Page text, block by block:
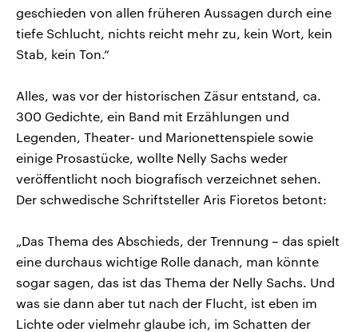
geschieden von allen früheren Aussagen durch eine
tiefe Schlucht, nichts reicht mehr zu, kein Wort, kein
Stab, kein Ton.“
Alles, was vor der historischen Zäsur entstand, ca.
300 Gedichte, ein Band mit Erzählungen und
Legenden, Theater- und Marionettenspiele sowie
einige Prosastücke, wollte Nelly Sachs weder
veröffentlicht noch biografisch verzeichnet sehen.
Der schwedische Schriftsteller Aris Fioretos betont:
„Das Thema des Abschieds, der Trennung – das spielt
eine durchaus wichtige Rolle danach, man könnte
sogar sagen, das ist das Thema der Nelly Sachs. Und
was sie dann aber tut nach der Flucht, ist eben im
Lichte oder vielmehr glaube ich, im Schatten der